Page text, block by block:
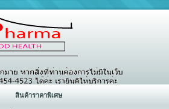
สินค้าราคาพิเศษ